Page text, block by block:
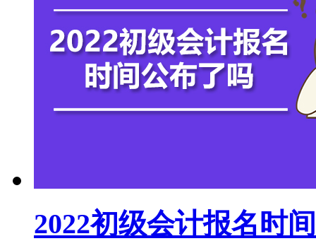
2022初级会计报名时